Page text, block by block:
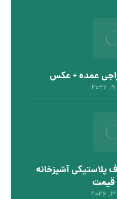
عمده + عکس
آشپزخانه
قیمت